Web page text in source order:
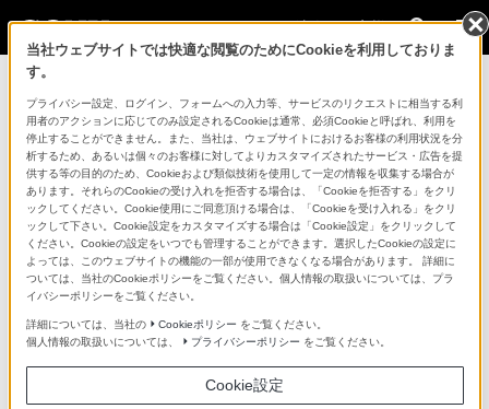
法人のお客様
コンスーマー製品に関するお問い合わせ
製品に関する重要なお知らせ
プロフェッショナル／業務用製品に関
するサポート・お問い合わせ
専用窓口のある業務用商品に関するお問い合わせ
以下の製品・サービスは専用窓口がございます。対象の
アイコンをクリックしてリンク先の窓口よりお問い合わ
当社ウェブサイトでは快適な閲覧のためにCookieを利用しておりま
す。
プライバシー設定、ログイン、フォームへの入力等、サービスのリクエストに相当する利
用者のアクションに応じてのみ設定されるCookieは通常、必須Cookieと呼ばれ、利用を
停止することができません。また、当社は、ウェブサイトにおけるお客様の利用状況を分
析するため、あるいは個々のお客様に対してよりカスタマイズされたサービス・広告を提
供する等の目的のため、Cookieおよび類似技術を使用して一定の情報を収集する場合が
あります。それらのCookieの受け入れを拒否する場合は、「Cookieを拒否する」をクリ
ックしてください。Cookie使用にご同意頂ける場合は、「Cookieを受け入れる」をクリ
ックして下さい。Cookie設定をカスタマイズする場合は「Cookie設定」をクリックして
ください。Cookieの設定をいつでも管理することができます。選択したCookieの設定に
よっては、このウェブサイトの機能の一部が使用できなくなる場合があります。 詳細に
ついては、当社のCookieポリシーをご覧ください。個人情報の取扱いについては、プラ
イバシーポリシーをご覧ください。
詳細については、当社の Cookieポリシー をご覧ください。
個人情報の取扱いについては、
プライバシーポリシー をご覧ください。
Cookie設定